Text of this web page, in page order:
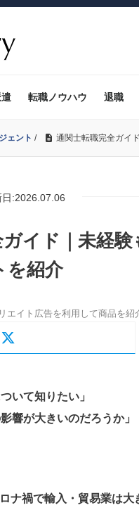
転職ノウハウ 退職
ェント / 通関士転職完全ガイ
:2026.07.06
イド｜未経
を紹介
いて知りたい」
響が大きいのだろうか」
ナ禍で輸入・貿易業は大